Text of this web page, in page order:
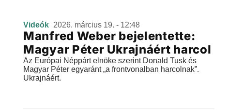
Videók 2026. március 19. - 12:48
Manfred Weber bejelentette:
Magyar Péter Ukrajnáért harcol
Az Európai Néppárt elnöke szerint Donald Tusk és
Magyar Péter egyaránt „a frontvonalban harcolnak”.
Ukrajnáért.